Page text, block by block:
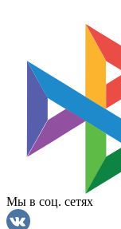
Мы в соц. сетях